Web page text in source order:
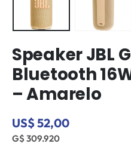
Speaker JBL
Bluetooth
– Amarelo
US$ 52,00
G$ 309.920